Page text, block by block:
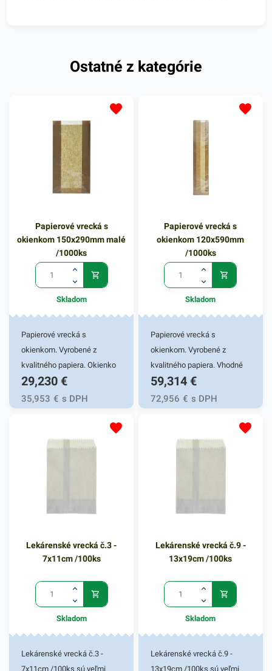
Ostatné z kategórie
Papierové vrecká s
okienkom 150x290mm malé
/1000ks
Skladom
Papierové vrecká s
okienkom. Vyrobené z
kvalitného papiera. Okienko
zabezpečí hygienickú
identifikáciu tovaru
zabaleného vo vrecku.
pekárenských výrobkov,
čerstvosti a vône. Rozmer
29,230 €
35,953 € s DPH
Papierové vrecká s
okienkom 120x590mm
/1000ks
Skladom
Papierové vrecká s
okienkom. Vyrobené z
kvalitného papiera. Vhodné
na balenie pekárenských
výrobkov a pokrmov
určených na rýchly konzum.
papierových vreciek zaručí
59,314 €
72,956 € s DPH
Lekárenské vrecká č.3 -
7x11cm /100ks
Skladom
Lekárenské vrecká č.3 -
7x11cm /100ks sú veľmi
Lekárenské vrecká č.9 -
13x19cm /100ks
Skladom
Lekárenské vrecká č.9 -
13x19cm /100ks sú veľmi